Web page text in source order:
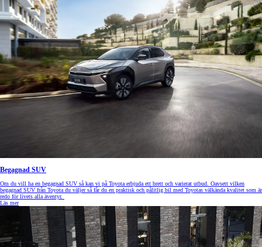
Begagnad SUV
Om du vill ha en begagnad SUV så kan vi på Toyota erbjuda ett brett och varierat utbud. Oavsett vilken
begagnad SUV från Toyota du väljer så får du en praktisk och pålitlig bil med Toyotas välkända kvalitet som är
redo för livets alla äventyr.
Läs mer